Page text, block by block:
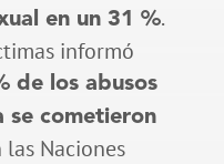
en un 31 %.
informó
de los abusos
se cometieron
las Naciones